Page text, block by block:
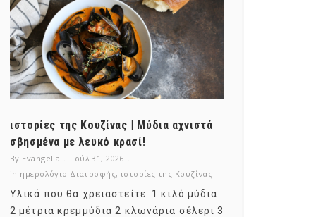
ιστορίες της Κουζίνας | Μύδια αχνιστά
σβησμένα με λευκό κρασί!
By Evangelia
Ιούλ 31, 2026
in ημερολόγιο Διατροφής, ιστορίες της Κουζίνας
Υλικά που θα χρειαστείτε: 1 κιλό μύδια
2 μέτρια κρεμμύδια 2 κλωνάρια σέλερι 3